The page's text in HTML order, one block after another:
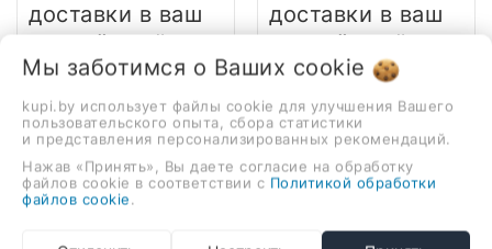
доставки в ваш
населённый
пункт уточняйте
у менеджера
Гарантия:
12 месяцев,
фирменный
гарантийный
доставки в ваш
населённый
пункт уточняйте
у менеджера
Гарантия:
12 месяцев,
гарантийный
Мы заботимся о Ваших cookie
kupi.by использует файлы cookie для улучшения Вашего
пользовательского опыта, сбора статистики
и представления персонализированных рекомендаций.
Нажав «Принять», Вы даете согласие на обработку
файлов cookie в соответствии с Политикой обработки
файлов cookie.